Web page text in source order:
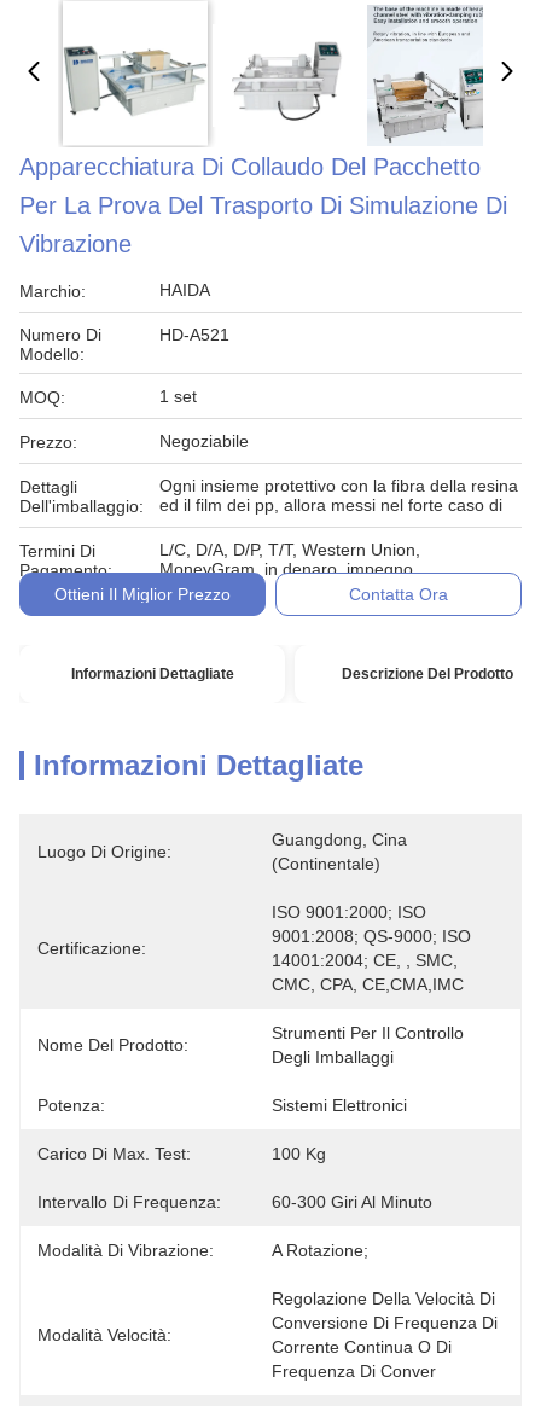
Apparecchiatura Di Collaudo Del Pacchetto
Per La Prova Del Trasporto Di Simulazione Di
Vibrazione
Marchio: HAIDA
Numero Di
Modello:
HD-A521
MOQ: 1 set
Prezzo: Negoziabile
Dettagli
Dell'imballaggio:
Ogni insieme protettivo con la fibra della resina
ed il film dei pp, allora messi nel forte caso di
Termini Di
Pagamento:
L/C, D/A, D/P, T/T, Western Union,
MoneyGram, in denaro, impegno
Ottieni Il Miglior Prezzo
Contatta Ora
Informazioni Dettagliate Descrizione Del Prodotto
Informazioni Dettagliate
Luogo Di Origine:
Guangdong, Cina
(continentale)
Certificazione:
ISO 9001:2000; ISO
9001:2008; QS-9000; ISO
14001:2004; CE, , SMC,
CMC, CPA, CE,CMA,IMC
Nome Del Prodotto:
Strumenti Per Il Controllo
Degli Imballaggi
Potenza: Sistemi Elettronici
Carico Di Max. Test: 100 Kg
Intervallo Di Frequenza: 60-300 Giri Al Minuto
Modalità Di Vibrazione: A Rotazione;
Modalità Velocità:
Regolazione Della Velocità Di
Conversione Di Frequenza Di
Corrente Continua O Di
Frequenza Di Conver